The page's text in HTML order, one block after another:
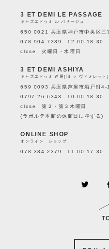
3 ET DEMI LE PASSAGE
キャズエドゥミ ル パサージュ
650 0021 兵庫県神戸市中央区三
078 904 7339 12:00-18:30
close 火曜日・水曜日
3 ET DEMI ASHIYA
キャズエドゥミ 芦屋(旧 ラ ヴィオレット)
659 0093 兵庫県芦屋市船戸町4-
0797 26 6343 10:00-18:30
close 第２・第３木曜日
(ラポルテ本館の休館日に準ずる)
ONLINE SHOP
オンライン ショップ
078 334 2379 11:00-17:30